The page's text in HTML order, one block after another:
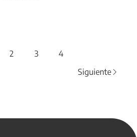
2 3
4
Siguiente